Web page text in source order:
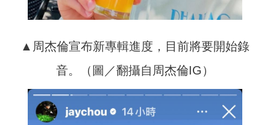
▲周杰倫宣布新專輯進度，目前將要開始錄
音。（圖／翻攝自周杰倫IG）